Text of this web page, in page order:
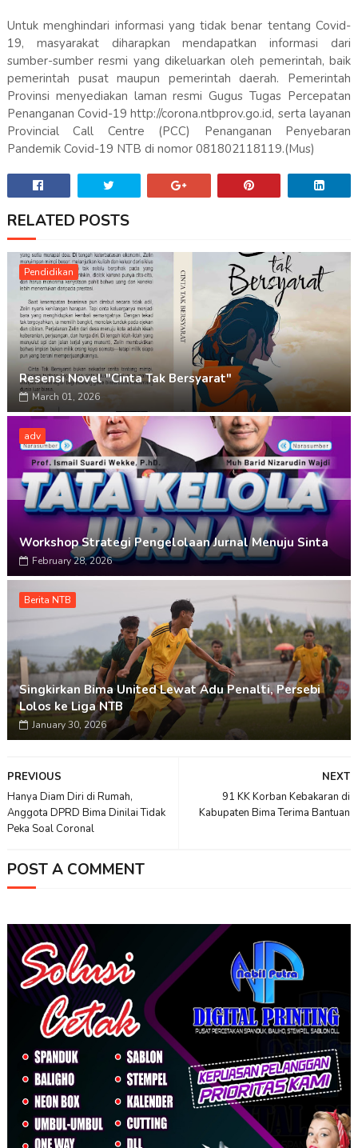
Untuk menghindari informasi yang tidak benar tentang Covid-
19, masyarakat diharapkan mendapatkan informasi dari
sumber-sumber resmi yang dikeluarkan oleh pemerintah, baik
pemerintah pusat maupun pemerintah daerah. Pemerintah
Provinsi menyediakan laman resmi Gugus Tugas Percepatan
Penanganan Covid-19 http://corona.ntbprov.go.id, serta layanan
Provincial Call Centre (PCC) Penanganan Penyebaran
Pandemik Covid-19 NTB di nomor 081802118119.(Mus)
RELATED POSTS
Pendidikan
Resensi Novel "Cinta Tak Bersyarat"
March 01, 2026
adv
Workshop Strategi Pengelolaan Jurnal Menuju Sinta
February 28, 2026
Berita NTB
Singkirkan Bima United Lewat Adu Penalti, Persebi
Lolos ke Liga NTB
January 30, 2026
NEXT
91 KK Korban Kebakaran di
Kabupaten Bima Terima Bantuan
PREVIOUS
Hanya Diam Diri di Rumah,
Anggota DPRD Bima Dinilai Tidak
Peka Soal Coronal
POST A COMMENT